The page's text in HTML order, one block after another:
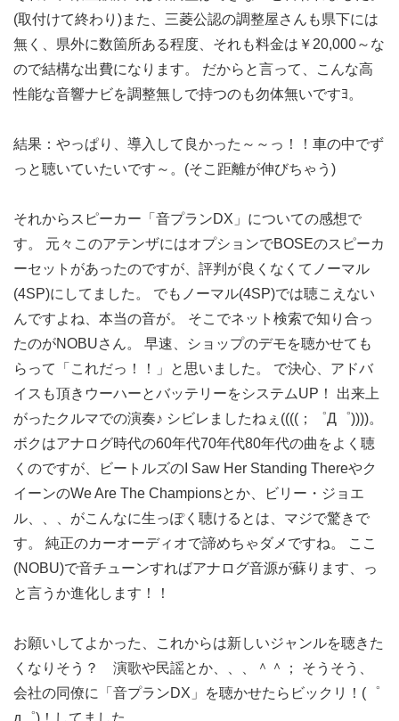
(取付けて終わり)また、三菱公認の調整屋さんも県下には
無く、県外に数箇所ある程度、それも料金は￥20,000～な
ので結構な出費になります。 だからと言って、こんな高
性能な音響ナビを調整無しで持つのも勿体無いですﾖ。
結果：やっぱり、導入して良かった～～っ！！車の中でず
っと聴いていたいです～。(そこ距離が伸びちゃう)
それからスピーカー「音プランDX」についての感想で
す。 元々このアテンザにはオプションでBOSEのスピーカ
ーセットがあったのですが、評判が良くなくてノーマル
(4SP)にしてました。 でもノーマル(4SP)では聴こえない
んですよね、本当の音が。 そこでネット検索で知り合っ
たのがNOBUさん。 早速、ショップのデモを聴かせても
らって「これだっ！！」と思いました。 で決心、アドバ
イスも頂きウーハーとバッテリーをシステムUP！ 出来上
がったクルマでの演奏♪ シビレましたねぇ((((；゜Д゜))))。
ボクはアナログ時代の60年代70年代80年代の曲をよく聴
くのですが、ビートルズのI Saw Her Standing Thereやク
イーンのWe Are The Championsとか、ビリー・ジョエ
ル、、、がこんなに生っぽく聴けるとは、マジで驚きで
す。 純正のカーオーディオで諦めちゃダメですね。 ここ
(NOBU)で音チューンすればアナログ音源が蘇ります、っ
と言うか進化します！！
お願いしてよかった、これからは新しいジャンルを聴きた
くなりそう？ 演歌や民謡とか、、、＾＾； そうそう、
会社の同僚に「音プランDX」を聴かせたらビックリ！(゜
д゜)！してました。